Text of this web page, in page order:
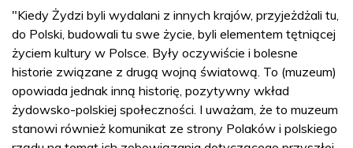
"Kiedy Żydzi byli wydalani z innych krajów, przyjeżdżali tu,
do Polski, budowali tu swe życie, byli elementem tętniącej
życiem kultury w Polsce. Były oczywiście i bolesne
historie związane z drugą wojną światową. To (muzeum)
opowiada jednak inną historię, pozytywny wkład
żydowsko-polskiej społeczności. I uważam, że to muzeum
stanowi również komunikat ze strony Polaków i polskiego